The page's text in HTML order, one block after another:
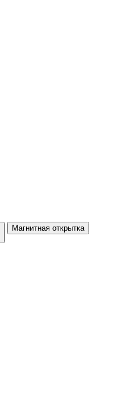
Магнитная открытка